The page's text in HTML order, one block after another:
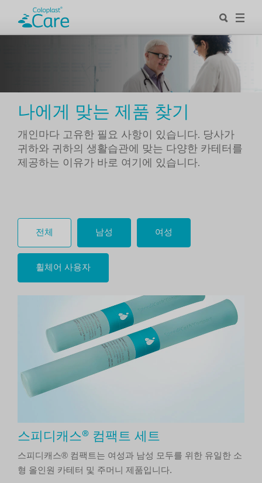
나에게 맞는 제품 찾기
개인마다 고유한 필요 사항이 있습니다. 당사가
귀하와 귀하의 생활습관에 맞는 다양한 카테터를
제공하는 이유가 바로 여기에 있습니다.
전체 남성 여성
휠체어 사용자
스피디캐스® 컴팩트 세트
스피디캐스® 컴팩트는 여성과 남성 모두를 위한 유일한 소
형 올인원 카테터 및 주머니 제품입니다.